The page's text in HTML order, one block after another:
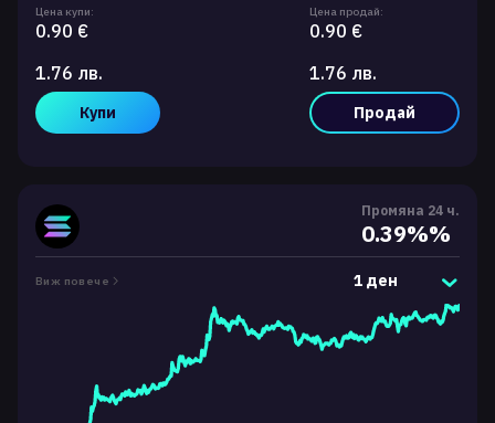
Цена купи:
0.90 €
1.76 лв.
Купи
Цена продай:
0.90 €
1.76 лв.
Продай
Промяна 24 ч.
0.39%%
Виж повече 1 ден